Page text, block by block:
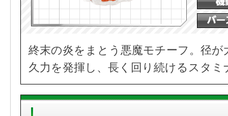
終末の炎をまとう悪魔モチーフ。径
久力を発揮し、長く回り続けるスタミ